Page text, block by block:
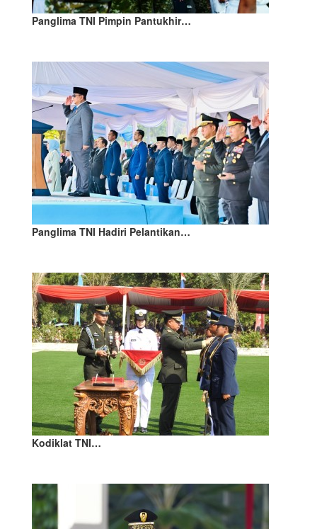
Panglima TNI Pimpin Pantukhir…
Panglima TNI Hadiri Pelantikan…
Kodiklat TNI…